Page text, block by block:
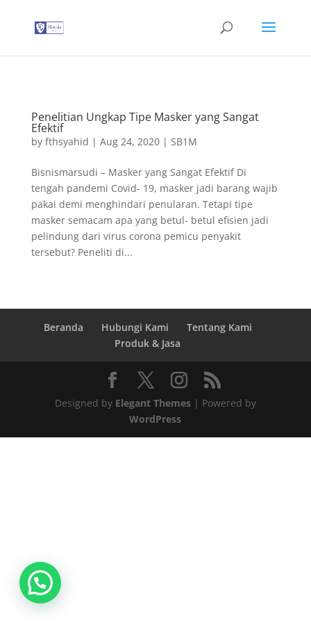
Penelitian Ungkap Tipe Masker yang Sangat
Efektif
by fthsyahid | Aug 24, 2020| SB1M
Bisnismarsudi – Masker yang Sangat Efektif Di
tengah pandemi Covid- 19, masker jadi barang wajib
pakai demi menghindari penularan. Tetapi tipe
masker semacam apa yang betul- betul efisien jadi
pelindung dari virus corona pemicu penyakit
tersebut? Peneliti di...
Beranda Hubungi Kami
Tentang Kami
Produk & Jasa
Designed by Elegant Themes| Powered by
WordPress